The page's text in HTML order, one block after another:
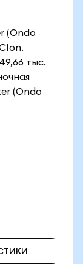
(Ondo
тыс.
(Ondo